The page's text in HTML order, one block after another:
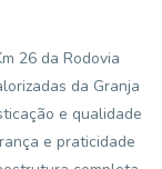
26 da Rodovia
da Granja
e qualidade
e praticidade